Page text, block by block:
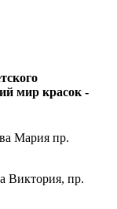
мир красок -
Мария пр.
Виктория, пр.